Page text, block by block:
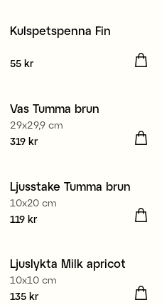
Nyhet
Kulspetspenna Fin
Pris:
55 kr
Vas Tumma brun
29x29,9 cm
Pris :319 kr
319 kr
Ljusstake Tumma brun
10x20 cm
Pris:119 kr
119 kr
Ljuslykta Milk apricot
10x10 cm
Pris :135 kr
135 kr